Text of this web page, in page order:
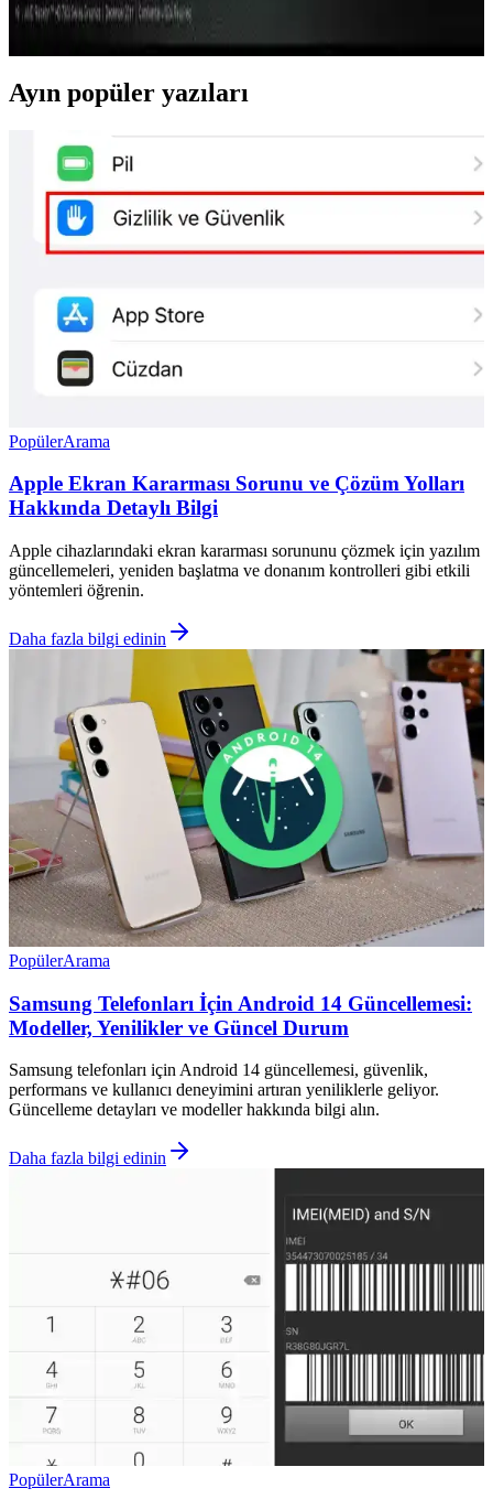
soğutma teknolojileriyle yüksek çözünürlükte akıcı grafik sağlar,
oyun ve profesyonel uygulamalarda üstün performans sunar.
Ayın popüler yazıları
PopülerArama
Apple Ekran Kararması Sorunu ve Çözüm Yolları
Hakkında Detaylı Bilgi
Apple cihazlarındaki ekran kararması sorununu çözmek için yazılım
güncellemeleri, yeniden başlatma ve donanım kontrolleri gibi etkili
yöntemleri öğrenin.
Daha fazla bilgi edinin
PopülerArama
Samsung Telefonları İçin Android 14 Güncellemesi:
Modeller, Yenilikler ve Güncel Durum
Samsung telefonları için Android 14 güncellemesi, güvenlik,
performans ve kullanıcı deneyimini artıran yeniliklerle geliyor.
Güncelleme detayları ve modeller hakkında bilgi alın.
Daha fazla bilgi edinin
PopülerArama